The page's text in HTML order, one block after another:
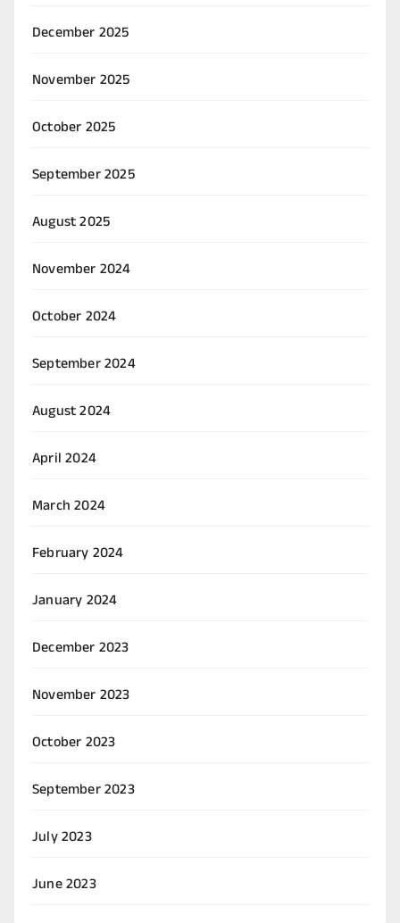
December 2025
November 2025
October 2025
September 2025
August 2025
November 2024
October 2024
September 2024
August 2024
April 2024
March 2024
February 2024
January 2024
December 2023
November 2023
October 2023
September 2023
July 2023
June 2023